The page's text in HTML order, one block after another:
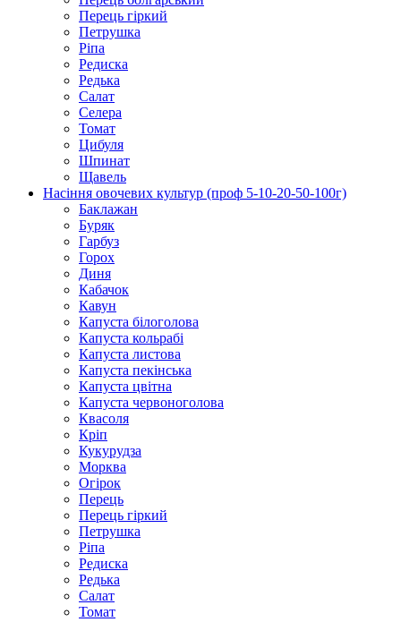
Перець гіркий
Петрушка
Ріпа
Редиска
Редька
Салат
Селера
Томат
Цибуля
Шпинат
Щавель
Насіння овочевих культур (проф 5-10-20-50-100г)
Баклажан
Буряк
Гарбуз
Горох
Диня
Кабачок
Кавун
Капуста білоголова
Капуста кольрабі
Капуста листова
Капуста пекінська
Капуста цвітна
Капуста червоноголова
Квасоля
Кріп
Кукурудза
Морква
Огірок
Перець
Перець гіркий
Петрушка
Ріпа
Редиска
Редька
Салат
Томат